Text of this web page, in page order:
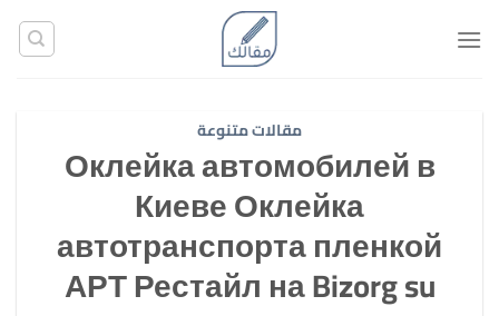
للمحتوى
مقالات متنوعة
Оклейка автомобилей в
Киеве Оклейка
автотранспорта пленкой
АРТ Рестайл на Bizorg su